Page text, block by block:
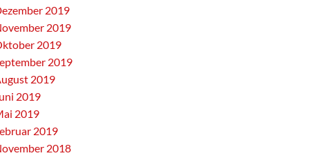
2019
2019
2019
2019
2019
2019
2019
2019
2018